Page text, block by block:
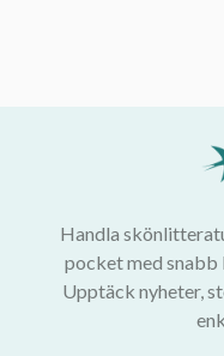
Handla
pocket med snabb
Upptäck nyheter,